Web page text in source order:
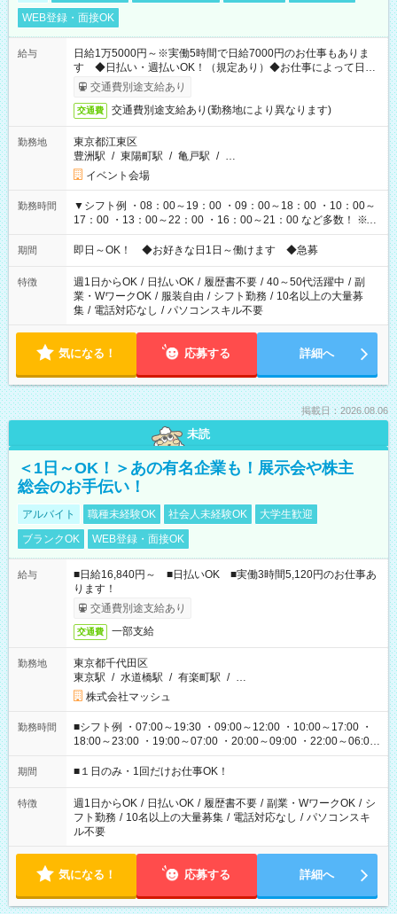
WEB登録・面接OK
給与
日給1万5000円～※実働5時間で日給7000円のお仕事もありま
す ◆日払い・週払いOK！（規定あり）◆お仕事によって日給
も異なります
交通費別途支給あり
交通費 交通費別途支給あり(勤務地により異なります)
勤務地
東京都江東区
豊洲駅 / 東陽町駅 / 亀戸駅 / …
イベント会場
勤務時間
▼シフト例 ・08：00～19：00 ・09：00～18：00 ・10：00～
17：00 ・13：00～22：00 ・16：00～21：00 など多数！ ※お
仕事により勤務時間が異なります
期間 即日～OK！ ◆お好きな日1日～働けます ◆急募
特徴 週1日からOK / 日払いOK / 履歴書不要 / 40～50代活躍中 / 副
業・WワークOK / 服装自由 / シフト勤務 / 10名以上の大量募
集 / 電話対応なし / パソコンスキル不要
気になる！ 応募する 詳細へ
掲載日：2026.08.06
未読
＜1日～OK！＞あの有名企業も！展示会や株主
総会のお手伝い！
アルバイト 職種未経験OK 社会人未経験OK
大学生歓迎
ブランクOK
WEB登録・面接OK
給与
■日給16,840円～ ■日払いOK ■実働3時間5,120円のお仕事あ
ります！
交通費別途支給あり
交通費 一部支給
勤務地
東京都千代田区
東京駅 / 水道橋駅 / 有楽町駅 / …
株式会社マッシュ
勤務時間
■シフト例 ・07:00～19:30 ・09:00～12:00 ・10:00～17:00 ・
18:00～23:00 ・19:00～07:00 ・20:00～09:00 ・22:00～06:00
etc ★最短で3時間で5,120円のお仕事から 15時間で2万円近く稼
げるお仕事も！ ご希望のお時間に合わせてご紹介！ ※シフトは
ください！
期間 ■１日のみ・1回だけお仕事OK！
特徴 週1日からOK / 日払いOK / 履歴書不要 / 副業・WワークOK / シ
フト勤務 / 10名以上の大量募集 / 電話対応なし / パソコンスキ
ル不要
気になる！ 応募する 詳細へ